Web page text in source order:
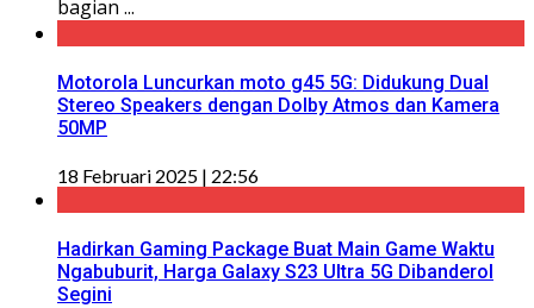
bagian ...
Motorola Luncurkan moto g45 5G: Didukung Dual
Stereo Speakers dengan Dolby Atmos dan Kamera
50MP
18 Februari 2025 | 22:56
Hadirkan Gaming Package Buat Main Game Waktu
Ngabuburit, Harga Galaxy S23 Ultra 5G Dibanderol
Segini